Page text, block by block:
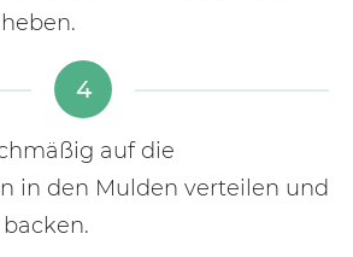
4
auf die
in den Mulden verteilen und